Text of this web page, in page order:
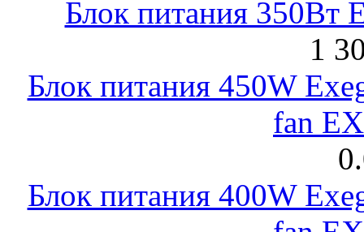
Блок питания 350Вт
1
Блок питания 450W
fan
Блок питания 400W